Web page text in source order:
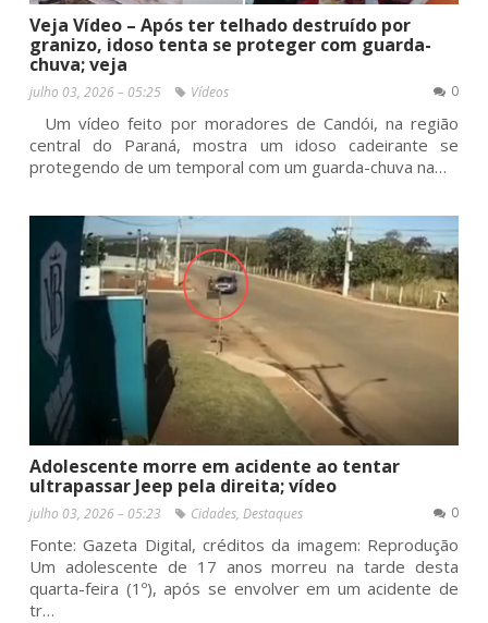
Veja Vídeo – Após ter telhado destruído por
granizo, idoso tenta se proteger com guarda-
chuva; veja
julho 03, 2026 – 05:25 Vídeos 0
Um vídeo feito por moradores de Candói, na região
central do Paraná, mostra um idoso cadeirante se
protegendo de um temporal com um guarda-chuva na…
Adolescente morre em acidente ao tentar
ultrapassar Jeep pela direita; vídeo
julho 03, 2026 – 05:23 Cidades, Destaques 0
Fonte: Gazeta Digital, créditos da imagem: Reprodução
Um adolescente de 17 anos morreu na tarde desta
quarta-feira (1º), após se envolver em um acidente de
tr…